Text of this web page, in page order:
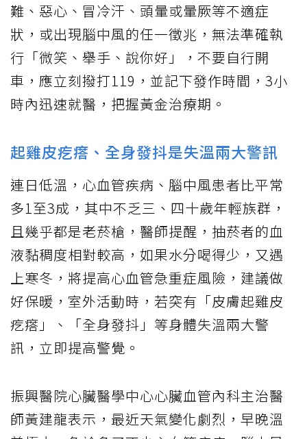
難、惡心、冒冷汗、頭暈或暈厥等不適症
狀，或出現腦中風的任一徵兆，無法準確執
行「微笑、舉手、說你好」，不要自行開
車，應立刻撥打119，並記下發作時間，3小
時內迅速就醫，把握黃金治療期。
起雞皮疙瘩、全身發抖是失溫兩大警訊
連日低溫，心血管疾病、腦中風患者比平常
多1至3成，其中不乏三、四十歲年輕族群，
且幾乎都是老菸槍，醫師提醒，抽菸者的血
液黏稠度相對較高，如果水分喝得少，又遇
上寒冬，將提高心血管急重症風險，建議做
好保暖，室外活動時，若突有「皮膚起雞皮
疙瘩」、「全身發抖」等身體失溫兩大警
訊，立即提高警覺。
振興醫院心臟醫學中心心臟血管內科主治醫
師黃建龍表示，最近天氣變化劇烈，早晚溫